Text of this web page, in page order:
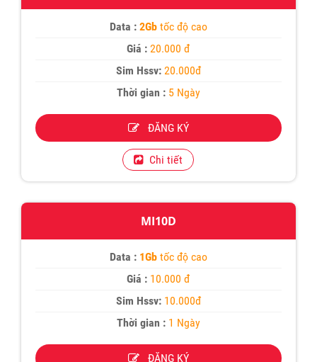
Data :2Gb tốc độ cao
Giá :20.000 đ
Sim Hssv:20.000đ
Thời gian :5 Ngày
ĐĂNG KÝ
Chi tiết
MI10D
Data :1Gb tốc độ cao
Giá : 10.000 đ
Sim Hssv:10.000đ
Thời gian :1 Ngày
ĐĂNG KÝ